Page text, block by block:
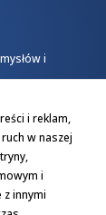
i
i reklam,
w naszej
i
z innymi